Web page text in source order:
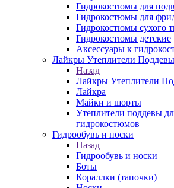
Гидрокостюмы для
Гидрокостюмы для
Гидрокостюмы сухого
Гидрокостюмы детские
Аксессуары к
Лайкры Утеплители Поддевы
Назад
Лайкры Утеплители
Лайкра
Майки и шорты
Утеплители поддевы
гидрокостюмов
Гидрообувь и носки
Назад
Гидрообувь и носки
Боты
Кораллки (тапочки)